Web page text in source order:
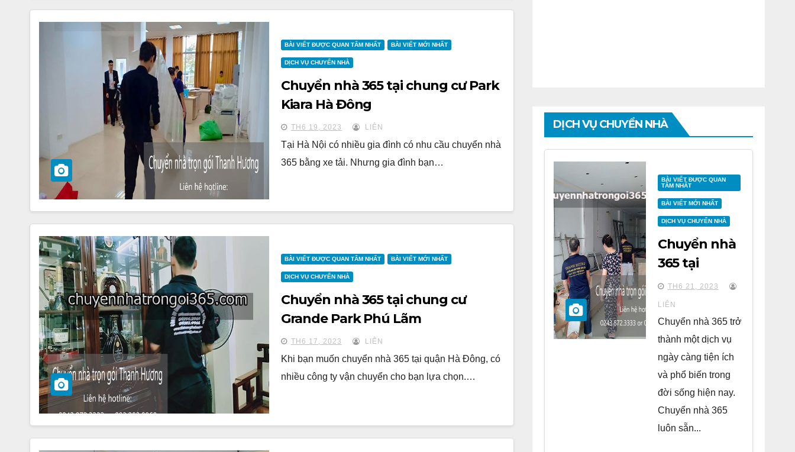
BÀI VIẾT ĐƯỢC QUAN TÂM NHẤT BÀI VIẾT MỚI NHẤT
DỊCH VỤ CHUYỂN NHÀ
Chuyển nhà 365 tại chung cư Park
Kiara Hà Đông
TH6 19, 2023 LIÊN
Tại Hà Nội có nhiều gia đình có nhu cầu chuyển nhà
365 bằng xe tải. Nhưng gia đình bạn…
BÀI VIẾT ĐƯỢC QUAN TÂM NHẤT BÀI VIẾT MỚI NHẤT
DỊCH VỤ CHUYỂN NHÀ
Chuyển nhà 365 tại chung cư
Grande Park Phú Lãm
TH6 17, 2023 LIÊN
Khi bạn muốn chuyển nhà 365 tại quận Hà Đông, có
nhiều công ty vận chuyển cho bạn lựa chọn.…
DỊCH VỤ CHUYỂN NHÀ
BÀI VIẾT ĐƯỢC QUAN
TÂM NHẤT
BÀI VIẾT MỚI NHẤT
DỊCH VỤ CHUYỂN NHÀ
Chuyển nhà
365 tại
chung cư
BID
Residence Tố
Hữu
TH6 21, 2023
LIÊN
Chuyển nhà 365 trở
thành một dịch vụ
ngày càng tiện ích
và phổ biến trong
đời sống hiện nay.
Chuyển nhà 365
luôn sẵn...